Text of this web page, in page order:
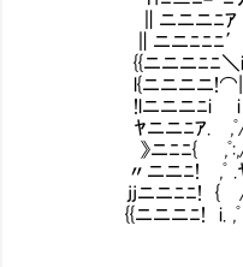
∥ニニニﾆｱ .:ﾟ
∥ニニﾆﾆﾆ′! {///!
{{ニニニﾆﾆ＼i
l{ニニニニ!⌒| /7
!lニニニﾆi i ///i
ﾔニニﾆｱ. ,ﾟ///
》ニﾆﾆ{ ,ﾟ
〃ニニﾆ! ,ﾟ .
jjニニﾆﾆ! { / 0
{{ニニニﾆ! i. ,ﾟ